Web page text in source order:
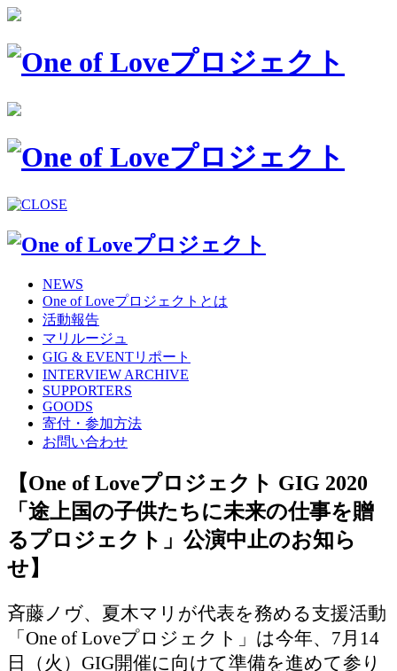
NEWS
One of Loveプロジェクトとは
活動報告
マリルージュ
GIG & EVENTリポート
INTERVIEW ARCHIVE
SUPPORTERS
GOODS
寄付・参加方法
お問い合わせ
【One of Loveプロジェクト GIG 2020
「途上国の子供たちに未来の仕事を贈
るプロジェクト」公演中止のお知ら
せ】
斉藤ノヴ、夏木マリが代表を務める支援活動
「One of Loveプロジェクト」は今年、7月14
日（火）GIG開催に向けて準備を進めて参り